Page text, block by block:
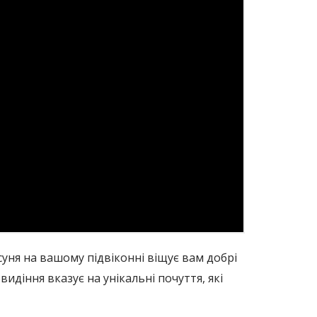
на вашому підвіконні віщує вам добрі
вказує на унікальні почуття, які